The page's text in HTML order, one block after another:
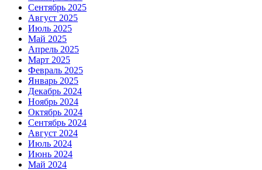
Сентябрь 2025
Август 2025
Июль 2025
Май 2025
Апрель 2025
Март 2025
Февраль 2025
Январь 2025
Декабрь 2024
Ноябрь 2024
Октябрь 2024
Сентябрь 2024
Август 2024
Июль 2024
Июнь 2024
Май 2024